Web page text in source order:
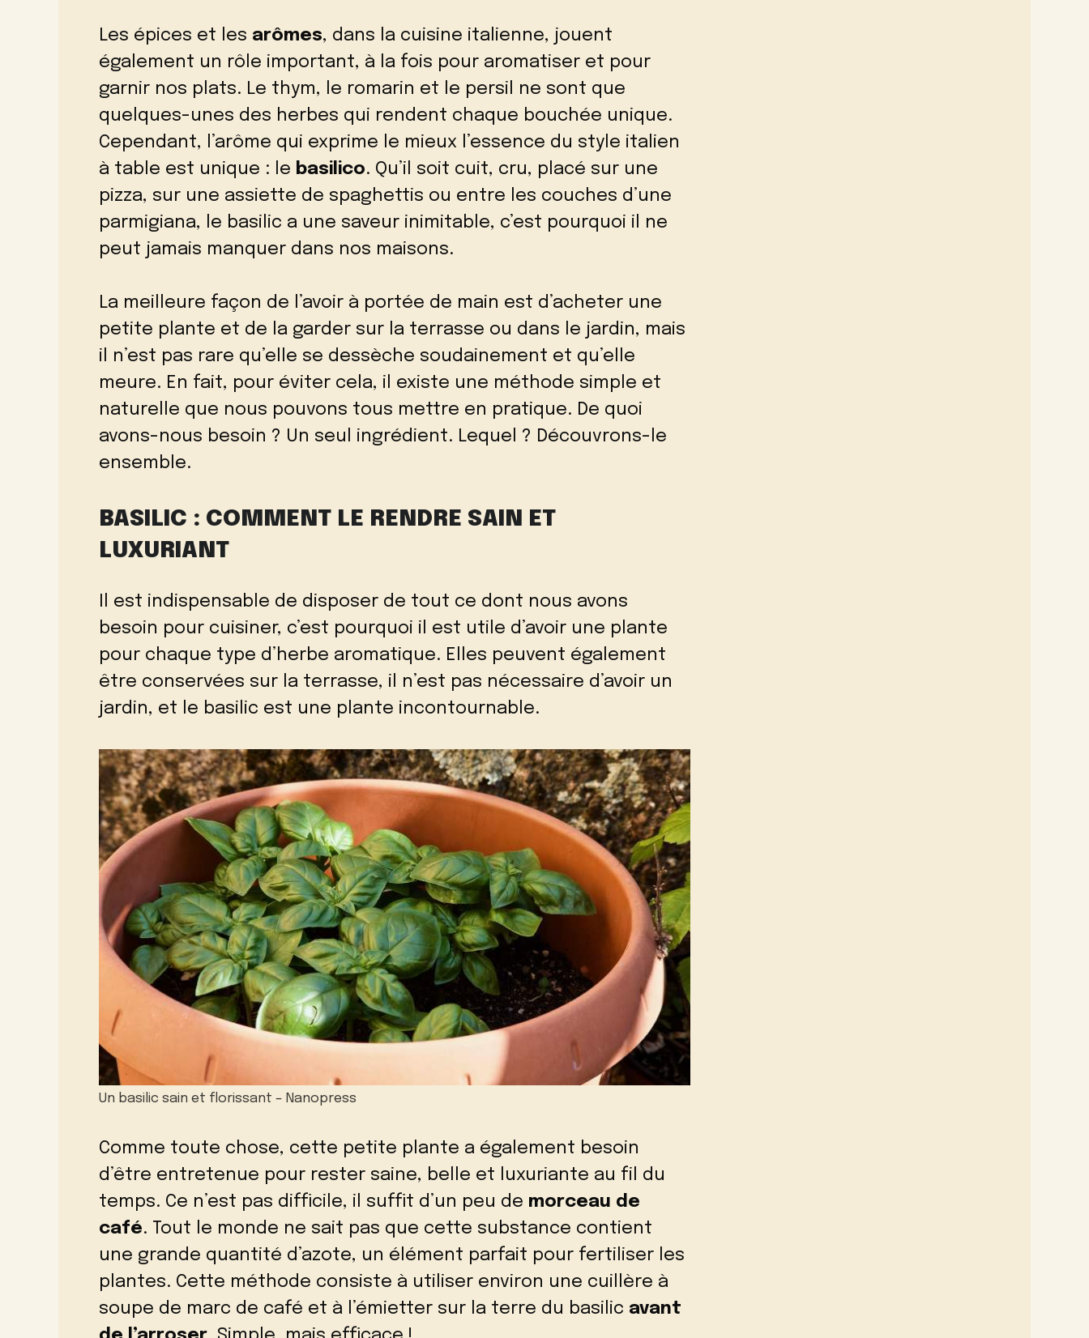
Les épices et les arômes, dans la cuisine italienne, jouent
également un rôle important, à la fois pour aromatiser et pour
garnir nos plats. Le thym, le romarin et le persil ne sont que
quelques-unes des herbes qui rendent chaque bouchée unique.
Cependant, l’arôme qui exprime le mieux l’essence du style italien
à table est unique : le basilico. Qu’il soit cuit, cru, placé sur une
pizza, sur une assiette de spaghettis ou entre les couches d’une
parmigiana, le basilic a une saveur inimitable, c’est pourquoi il ne
peut jamais manquer dans nos maisons.
La meilleure façon de l’avoir à portée de main est d’acheter une
petite plante et de la garder sur la terrasse ou dans le jardin, mais
il n’est pas rare qu’elle se dessèche soudainement et qu’elle
meure. En fait, pour éviter cela, il existe une méthode simple et
naturelle que nous pouvons tous mettre en pratique. De quoi
avons-nous besoin ? Un seul ingrédient. Lequel ? Découvrons-le
ensemble.
BASILIC : COMMENT LE RENDRE SAIN ET
LUXURIANT
Il est indispensable de disposer de tout ce dont nous avons
besoin pour cuisiner, c’est pourquoi il est utile d’avoir une plante
pour chaque type d’herbe aromatique. Elles peuvent également
être conservées sur la terrasse, il n’est pas nécessaire d’avoir un
jardin, et le basilic est une plante incontournable.
Un basilic sain et florissant – Nanopress
Comme toute chose, cette petite plante a également besoin
d’être entretenue pour rester saine, belle et luxuriante au fil du
temps. Ce n’est pas difficile, il suffit d’un peu de morceau de
café. Tout le monde ne sait pas que cette substance contient
une grande quantité d’azote, un élément parfait pour fertiliser les
plantes. Cette méthode consiste à utiliser environ une cuillère à
soupe de marc de café et à l’émietter sur la terre du basilic avant